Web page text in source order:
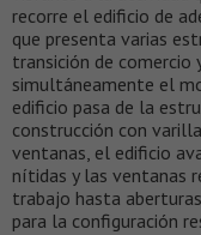
recorre el edificio de
que presenta varias
transición de comercio
simultáneamente el
edificio pasa de la
construcción con
ventanas, el edificio
nítidas y las ventanas
trabajo hasta
para la configuración